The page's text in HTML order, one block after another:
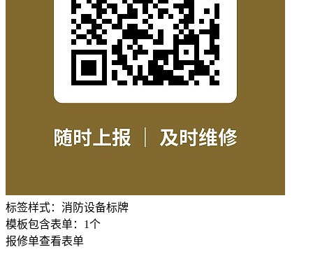
标签样式： 消防设备标牌
模板包含表单： 1个
报修单查看表单